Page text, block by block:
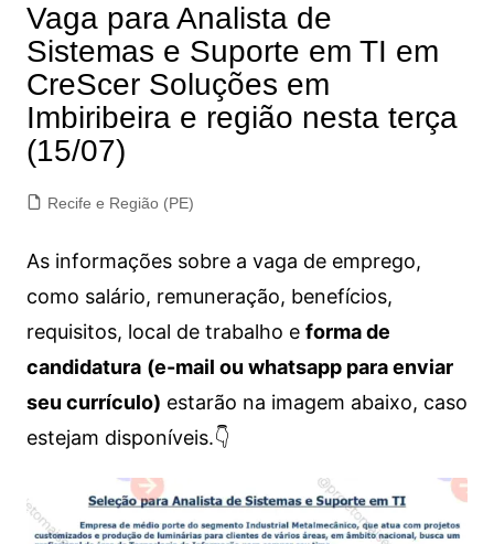
Vaga para Analista de
Sistemas e Suporte em TI em
CreScer Soluções em
Imbiribeira e região nesta terça
(15/07)
Recife e Região (PE)
As informações sobre a vaga de emprego,
como salário, remuneração, benefícios,
requisitos, local de trabalho e forma de
candidatura (e-mail ou whatsapp para enviar
seu currículo) estarão na imagem abaixo, caso
estejam disponíveis.👇